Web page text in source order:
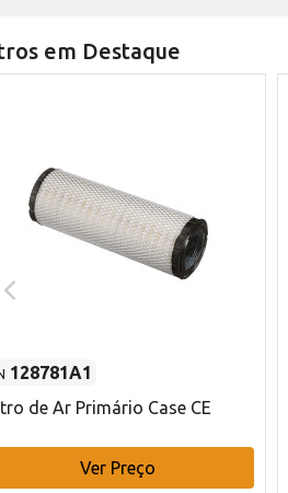
em Destaque
128781A1
de Ar Primário Case CE
Ver Preço